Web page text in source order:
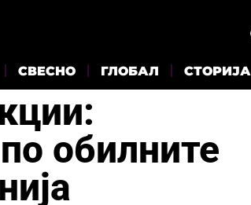
СВЕСНО ГЛОБАЛ СТОРИЈА
обилните